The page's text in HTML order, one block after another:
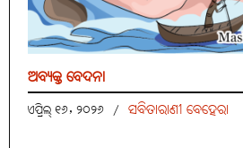
ଅବ୍ୟକ୍ତ ବେଦନା
ଏପ୍ରିଲ୍ ୧୬, ୨୦୨୬ / ସବିତାରାଣୀ ବେହେରା